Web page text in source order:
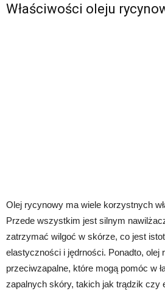
Właściwości oleju
Olej rycynowy ma wiele korzystnych
Przede wszystkim jest silnym
zatrzymać wilgoć w skórze, co jest
elastyczności i jędrności. Ponadto, olej
przeciwzapalne, które mogą pomóc w
zapalnych skóry, takich jak trądzik czy